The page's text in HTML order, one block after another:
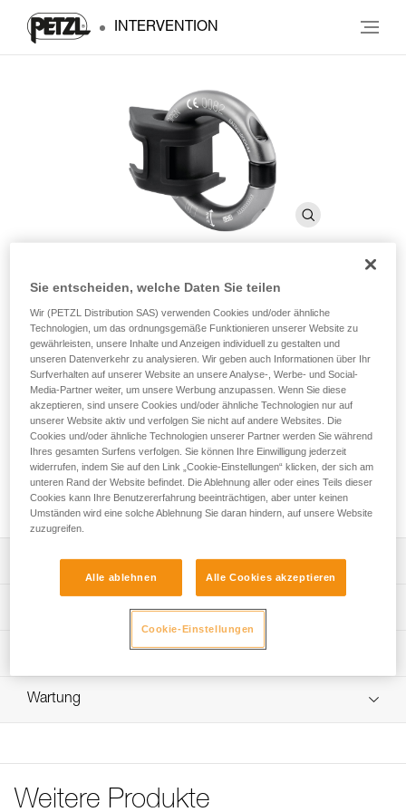
INTERVENTION
RING2SIDE
Zubehör zum Umbauen eines seitlichen Sicherungsrings
aus Gurtband in einen Sicherungsring aus Metall.
Mit dem RING2SIDE-Zubehör lässt sich ein seitlicher
Sicherungsring aus Gurtband an den FALCON-Gurten in
einen Sicherungsring aus Metall umbauen. Die große Öse
und die intuitive Einhängrichtung erleichtern das Einhängen.
Bei Nichtgebrauch lässt es sich einklappen, um
Hängenbleiben zu verhindern.
Leistungsverzeichnis
Zubehör zum Umbauen eines seitlichen Sicherungsrings
- kompatibel mit den FALCON-Gurten,
- besteht aus einer halbstarren Komponente und einem
- große Öse und intuitive Einhängrichtung erleichtern das
Einhängen,
- lässt sich bei Nichtgebrauch einklappen, um
Technische Spezifikationen
Material: Aluminium, Kunststoff
Bruchlast längs: 23 kN
Bruchlast quer: 23 kN
Zugrundeliegende Spezifikationen
Technische Informationen
Das PDF herunterladen UE-Declaration-M028AA00-P28-
RINGOPEN
Häufige Fragen
See all technical content
Wartung
Weitere Produkte
Sie entscheiden, welche Daten Sie teilen
Wir (PETZL Distribution SAS) verwenden Cookies und/oder ähnliche
Technologien, um das ordnungsgemäße Funktionieren unserer Website zu
gewährleisten, unsere Inhalte und Anzeigen individuell zu gestalten und
unseren Datenverkehr zu analysieren. Wir geben auch Informationen über Ihr
Surfverhalten auf unserer Website an unsere Analyse-, Werbe- und Social-
Media-Partner weiter, um unsere Werbung anzupassen. Wenn Sie diese
akzeptieren, sind unsere Cookies und/oder ähnliche Technologien nur auf
unserer Website aktiv und verfolgen Sie nicht auf andere Websites. Die
Cookies und/oder ähnliche Technologien unserer Partner werden Sie während
Ihres gesamten Surfens verfolgen. Sie können Ihre Einwilligung jederzeit
widerrufen, indem Sie auf den Link „Cookie-Einstellungen“ klicken, der sich am
unteren Rand der Website befindet. Die Ablehnung aller oder eines Teils dieser
Cookies kann Ihre Benutzererfahrung beeinträchtigen, aber unter keinen
Umständen wird eine solche Ablehnung Sie daran hindern, auf unsere Website
zuzugreifen.
Alle ablehnen Alle Cookies akzeptieren
Cookie-Einstellungen